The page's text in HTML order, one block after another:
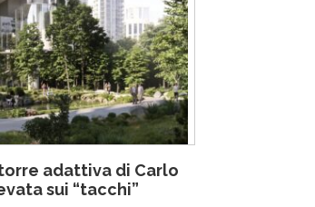
adattiva di Carlo
sui “tacchi”